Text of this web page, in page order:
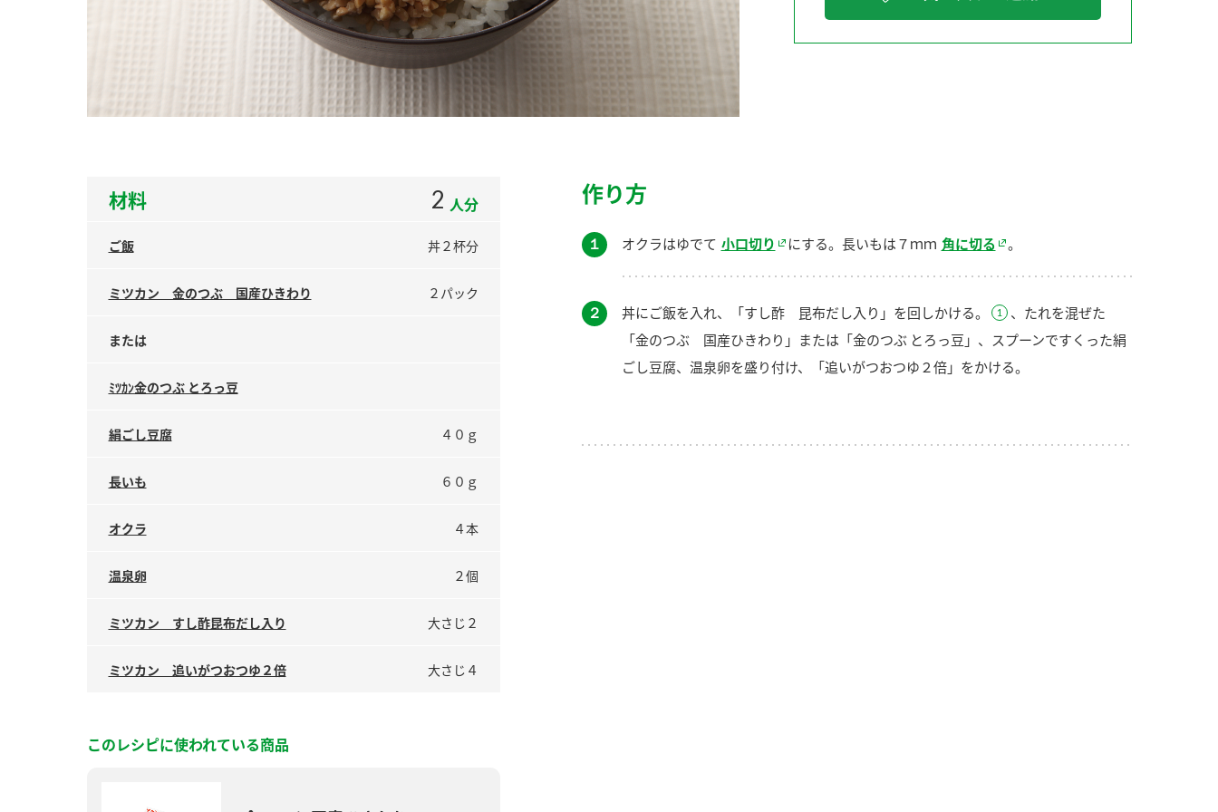
材料 2 人分
ご飯 丼２杯分
ミツカン 金のつぶ 国産ひきわり ２パック
または
ﾐﾂｶﾝ金のつぶ とろっ豆
絹ごし豆腐 ４０ｇ
長いも ６０ｇ
オクラ ４本
温泉卵 ２個
ミツカン すし酢昆布だし入り 大さじ２
ミツカン 追いがつおつゆ２倍 大さじ４
このレシピに使われている商品
作り方
１ オクラはゆでて 小口切り にする。長いもは７ｍｍ 角に切る 。
２ 丼にご飯を入れ、「すし酢 昆布だし入り」を回しかける。
、たれを混ぜた
「金のつぶ 国産ひきわり」または「金のつぶ とろっ豆」、スプーンですくった絹
ごし豆腐、温泉卵を盛り付け、「追いがつおつゆ２倍」をかける。